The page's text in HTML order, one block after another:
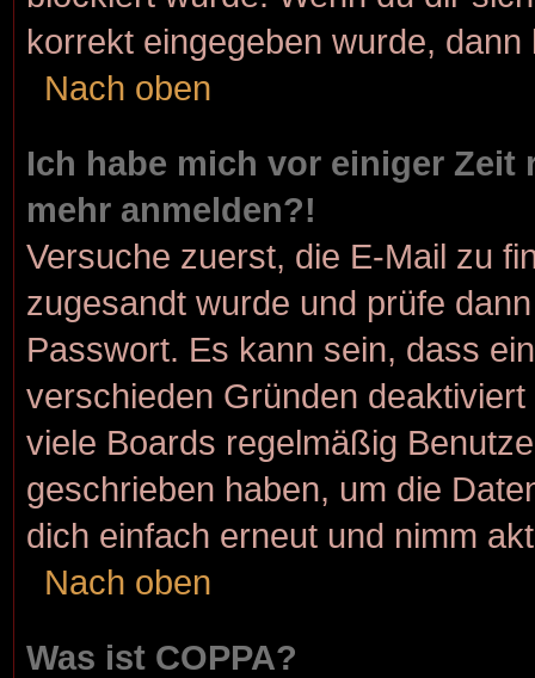
korrekt eingegeben wurde,
Nach oben
Ich habe mich vor einiger
mehr anmelden?!
Versuche zuerst, die E-Mail zu
zugesandt wurde und prüfe
Passwort. Es kann sein, dass
verschieden Gründen
viele Boards regelmäßig
geschrieben haben, um die
dich einfach erneut und nimm
Nach oben
Was ist COPPA?